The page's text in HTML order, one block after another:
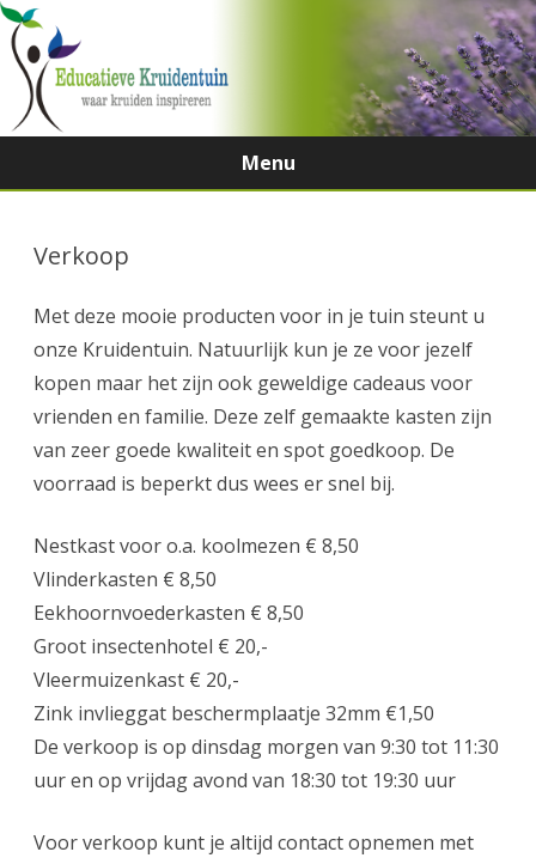
Menu
Verkoop
Met deze mooie producten voor in je tuin steunt u
onze Kruidentuin. Natuurlijk kun je ze voor jezelf
kopen maar het zijn ook geweldige cadeaus voor
vrienden en familie. Deze zelf gemaakte kasten zijn
van zeer goede kwaliteit en spot goedkoop. De
voorraad is beperkt dus wees er snel bij.
Nestkast voor o.a. koolmezen € 8,50
Vlinderkasten € 8,50
Eekhoornvoederkasten € 8,50
Groot insectenhotel € 20,-
Vleermuizenkast € 20,-
Zink invlieggat beschermplaatje 32mm €1,50
De verkoop is op dinsdag morgen van 9:30 tot 11:30
uur en op vrijdag avond van 18:30 tot 19:30 uur
Voor verkoop kunt je altijd contact opnemen met